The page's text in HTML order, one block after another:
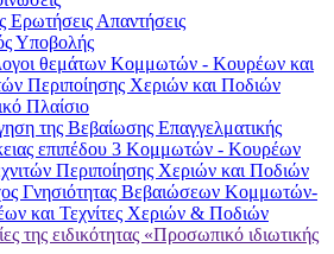
Ερωτήσεις Απαντήσεις
Υποβολής
θεμάτων Κομμωτών - Κουρέων και
Περιποίησης Χεριών και Ποδιών
Πλαίσιο
της Βεβαίωσης Επαγγελματικής
επιπέδου 3 Κομμωτών - Κουρέων
Περιποίησης Χεριών και Ποδιών
Γνησιότητας Βεβαιώσεων Κομμωτών-
και Τεχνίτες Χεριών & Ποδιών
της ειδικότητας «Προσωπικό ιδιωτικής